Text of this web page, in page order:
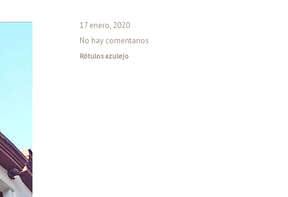
17 enero, 2020
No hay comentarios
Rótulos azulejo